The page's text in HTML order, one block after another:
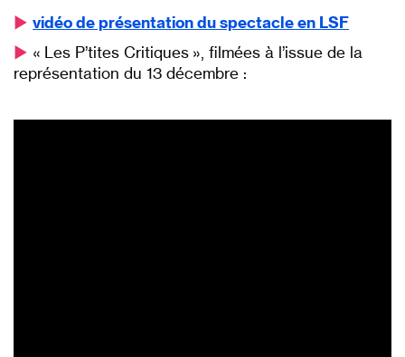
► vidéo de présentation du spectacle en LSF
► « Les P’tites Critiques », filmées à l’issue de la
représentation du 13 décembre :